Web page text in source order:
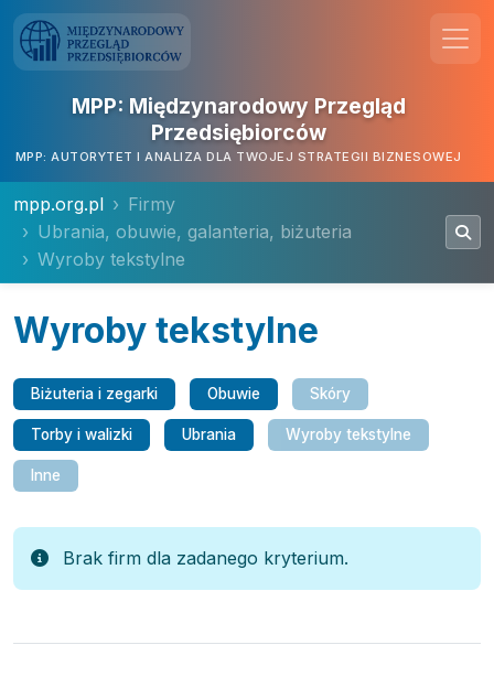
MPP: Międzynarodowy Przegląd
Przedsiębiorców
MPP: AUTORYTET I ANALIZA DLA TWOJEJ STRATEGII BIZNESOWEJ
mpp.org.pl
Firmy
Ubrania, obuwie, galanteria, biżuteria
Wyroby tekstylne
Wyroby tekstylne
Biżuteria i zegarki Obuwie Skóry
Torby i walizki Ubrania Wyroby tekstylne
Inne
Brak firm dla zadanego kryterium.